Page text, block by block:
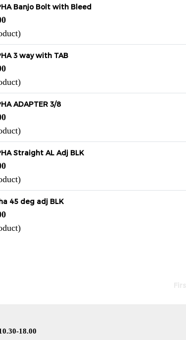
Banjo Bolt with Bleed
3 way with TAB
ADAPTER 3/8
Straight AL Adj BLK
45 deg adj BLK
18.00